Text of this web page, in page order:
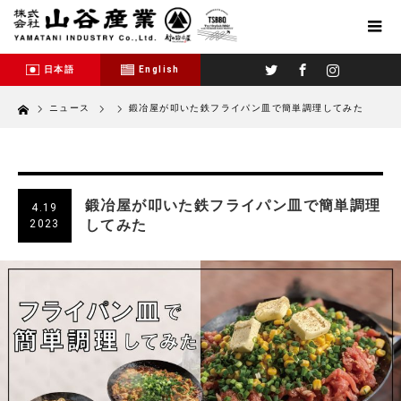
日本語 English
Home ニュース 鍛冶屋が叩いた鉄フライパン皿で簡単調理してみた
4.19
2023
鍛冶屋が叩いた鉄フライパン皿で簡単調理
してみた